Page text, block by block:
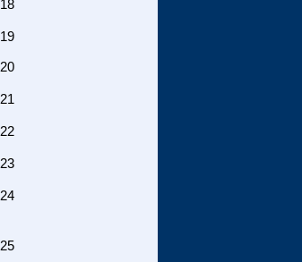
18
19
20
21
22
23
24
25